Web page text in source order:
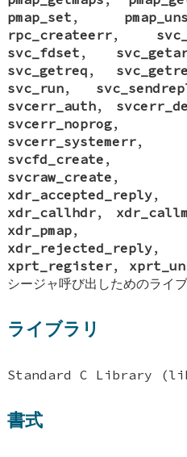
pmap_set ,
rpc_createerr,
svc_fdset ,
svc_getreq ,
svc_run,
svcerr_auth,
svcerr_noprog
svcerr_systemerr
svcfd_create
svcraw_create
xdr_accepted_reply
xdr_callhdr,
xdr_pmap
xdr_rejected_reply
xprt_register,
シージャ呼び出しためのライ
ライブラリ
Standard C Library
書式